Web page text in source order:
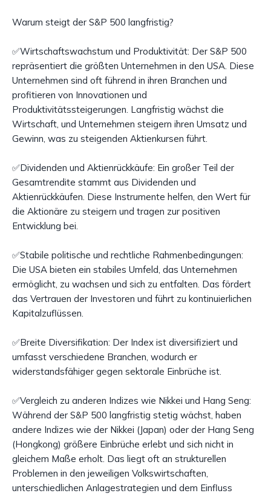
Warum steigt der S&P 500 langfristig?
✅Wirtschaftswachstum und Produktivität: Der S&P 500
repräsentiert die größten Unternehmen in den USA. Diese
Unternehmen sind oft führend in ihren Branchen und
profitieren von Innovationen und
Produktivitätssteigerungen. Langfristig wächst die
Wirtschaft, und Unternehmen steigern ihren Umsatz und
Gewinn, was zu steigenden Aktienkursen führt.
✅Dividenden und Aktienrückkäufe: Ein großer Teil der
Gesamtrendite stammt aus Dividenden und
Aktienrückkäufen. Diese Instrumente helfen, den Wert für
die Aktionäre zu steigern und tragen zur positiven
Entwicklung bei.
✅Stabile politische und rechtliche Rahmenbedingungen:
Die USA bieten ein stabiles Umfeld, das Unternehmen
ermöglicht, zu wachsen und sich zu entfalten. Das fördert
das Vertrauen der Investoren und führt zu kontinuierlichen
Kapitalzuflüssen.
✅Breite Diversifikation: Der Index ist diversifiziert und
umfasst verschiedene Branchen, wodurch er
widerstandsfähiger gegen sektorale Einbrüche ist.
✅Vergleich zu anderen Indizes wie Nikkei und Hang Seng:
Während der S&P 500 langfristig stetig wächst, haben
andere Indizes wie der Nikkei (Japan) oder der Hang Seng
(Hongkong) größere Einbrüche erlebt und sich nicht in
gleichem Maße erholt. Das liegt oft an strukturellen
Problemen in den jeweiligen Volkswirtschaften,
unterschiedlichen Anlagestrategien und dem Einfluss